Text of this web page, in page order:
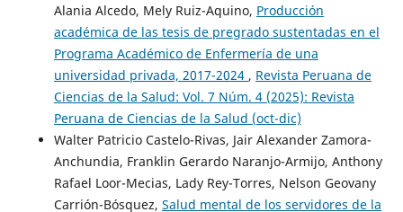
Alania Alcedo, Mely Ruiz-Aquino, Producción
académica de las tesis de pregrado sustentadas en el
Programa Académico de Enfermería de una
universidad privada, 2017-2024 , Revista Peruana de
Ciencias de la Salud: Vol. 7 Núm. 4 (2025): Revista
Peruana de Ciencias de la Salud (oct-dic)
Walter Patricio Castelo-Rivas, Jair Alexander Zamora-
Anchundia, Franklin Gerardo Naranjo-Armijo, Anthony
Rafael Loor-Mecias, Lady Rey-Torres, Nelson Geovany
Carrión-Bósquez, Salud mental de los servidores de la